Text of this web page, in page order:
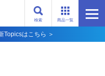
商品一覧
検索
Topicsはこちら ＞